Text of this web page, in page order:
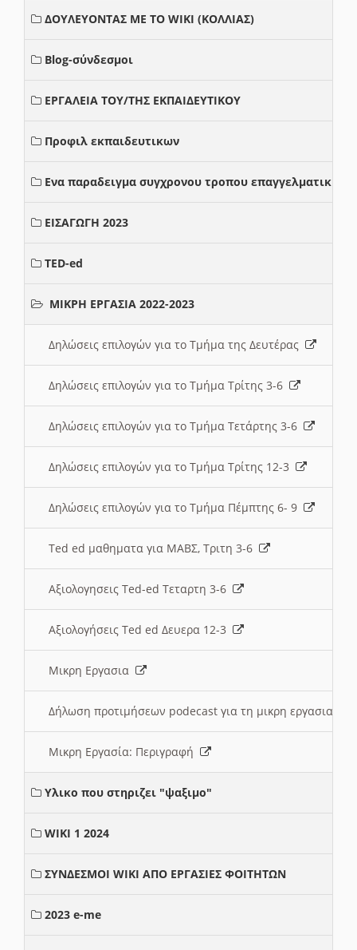
ΔΟΥΛΕΥΟΝΤΑΣ ΜΕ ΤΟ WIKI (ΚΟΛΛΙΑΣ)
Blog-σύνδεσμοι
ΕΡΓΑΛΕΙΑ ΤΟΥ/ΤΗΣ ΕΚΠΑΙΔΕΥΤΙΚΟΥ
Προφιλ εκπαιδευτικων
Ενα παραδειγμα συγχρονου τροπου επαγγελματικης
ΕΙΣΑΓΩΓΗ 2023
TED-ed
ΜΙΚΡΗ ΕΡΓΑΣΙΑ 2022-2023
Δηλώσεις επιλογών για το Τμήμα της Δευτέρας
Δηλώσεις επιλογών για το Τμήμα Τρίτης 3-6
Δηλώσεις επιλογών για το Τμήμα Τετάρτης 3-6
Δηλώσεις επιλογών για το Τμήμα Τρίτης 12-3
Δηλώσεις επιλογών για το Τμήμα Πέμπτης 6- 9
Ted ed μαθηματα για ΜΑΒΣ, Τριτη 3-6
Αξιολογησεις Ted-ed Τεταρτη 3-6
Αξιολογήσεις Ted ed Δευερα 12-3
Μικρη Εργασια
Δήλωση προτιμήσεων podecast για τη μικρη εργασια
Μικρη Εργασία: Περιγραφή
Υλικο που στηριζει "ψαξιμο"
WIKI 1 2024
ΣΥΝΔΕΣΜΟΙ WIKI ΑΠΟ ΕΡΓΑΣΙΕΣ ΦΟΙΤΗΤΩΝ
2023 e-me